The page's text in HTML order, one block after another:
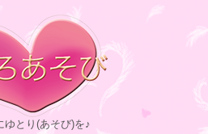
ゆとり(あそび)を♪